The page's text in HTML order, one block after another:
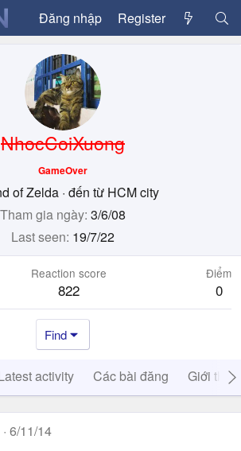
Đăng nhập Register
NhocCoiXuong
GameOver
of Zelda · đến từ HCM city
Tham gia ngày 3/6/08
Last seen 19/7/22
Reaction score
822
Điểm
0
Find
activity Các bài đăng Giới thiệu
6/11/14